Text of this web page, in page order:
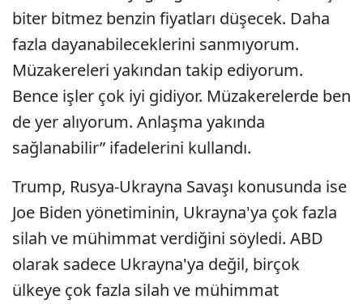
biter bitmez benzin fiyatları düşecek. Daha
fazla dayanabileceklerini sanmıyorum.
Müzakereleri yakından takip ediyorum.
Bence işler çok iyi gidiyor. Müzakerelerde ben
de yer alıyorum. Anlaşma yakında
sağlanabilir” ifadelerini kullandı.
Trump, Rusya-Ukrayna Savaşı konusunda ise
Joe Biden yönetiminin, Ukrayna'ya çok fazla
silah ve mühimmat verdiğini söyledi. ABD
olarak sadece Ukrayna'ya değil, birçok
ülkeye çok fazla silah ve mühimmat